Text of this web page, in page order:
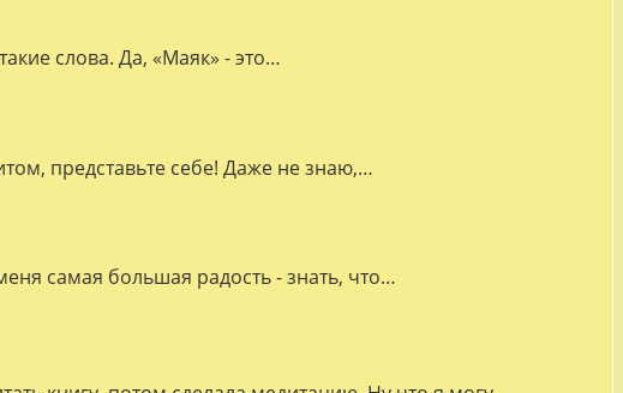
слова. Да, «Маяк» - это…
представьте себе! Даже не знаю,…
самая большая радость - знать, что…